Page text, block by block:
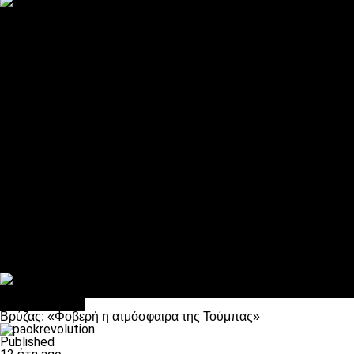
Βρύζας: «Φοβερή η ατμόσφαιρα της Τούμπας»
Published